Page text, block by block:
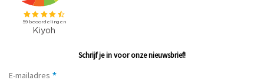
Schrijf je in voor onze nieuwsbrief!
E-mailadres *